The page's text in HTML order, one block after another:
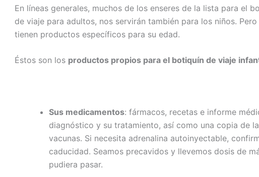
En líneas generales, muchos de los enseres de la lista para el
de viaje para adultos, nos servirán también para los niños. Pero
tienen productos específicos para su edad.
Éstos son los productos propios para el botiquín de viaje
Sus medicamentos: fármacos, recetas e informe
diagnóstico y su tratamiento, así como una copia de
vacunas. Si necesita adrenalina autoinyectable,
caducidad. Seamos precavidos y llevemos dosis de
pudiera pasar.